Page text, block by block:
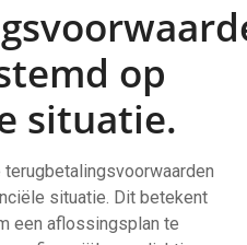
op
situatie.
situatie. Dit betekent
een aflossingsplan te